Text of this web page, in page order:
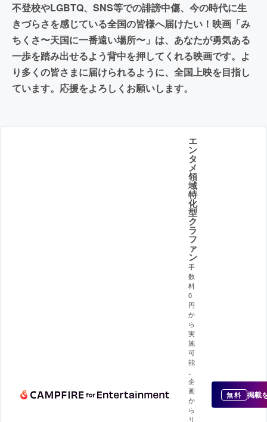
不登校やLGBTQ、SNS等での誹謗中傷、今の時代に生
きづらさを感じている全国の皆様へ届けたい！映画「み
ちくさ〜天国に一番遠い場所〜」は、あなたが勇気ある
一歩を踏み出せるよう背中を押してくれる映画です。よ
り多くの皆さまに届けられるように、全国上映を目指し
ています。応援をよろしくお願いします。
エ
ン
タ
メ
領
域
特
化
型
ク
ラ
フ
ァ
ン
手
数
料
0
円
か
ら
実
施
可
能
企
画
か
ら
リ
無料 掲載